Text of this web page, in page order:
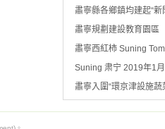
肅寧縣各鄉鎮均建起“新
肅寧規劃建設教育園區
肅寧西紅柿 Suning
Suning 肃宁 2019年1
肅寧入圍“環京津設施蔬